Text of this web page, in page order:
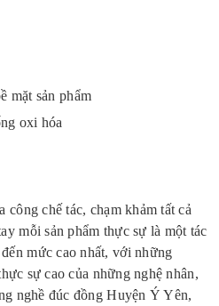
mặt sản phẩm
oxi hóa
công chế tác, chạm khảm tất cả
mỗi sản phẩm thực sự là một tác
mức cao nhất, với những
sự cao của những nghệ nhân,
nghề đúc đồng Huyện Ý Yên,